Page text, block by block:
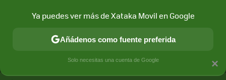
MÓVIL Y SOCIEDAD APLICACIONES ×
Ya puedes ver más de Xataka Movil en Google
Añádenos como fuente preferida
Solo necesitas una cuenta de Google